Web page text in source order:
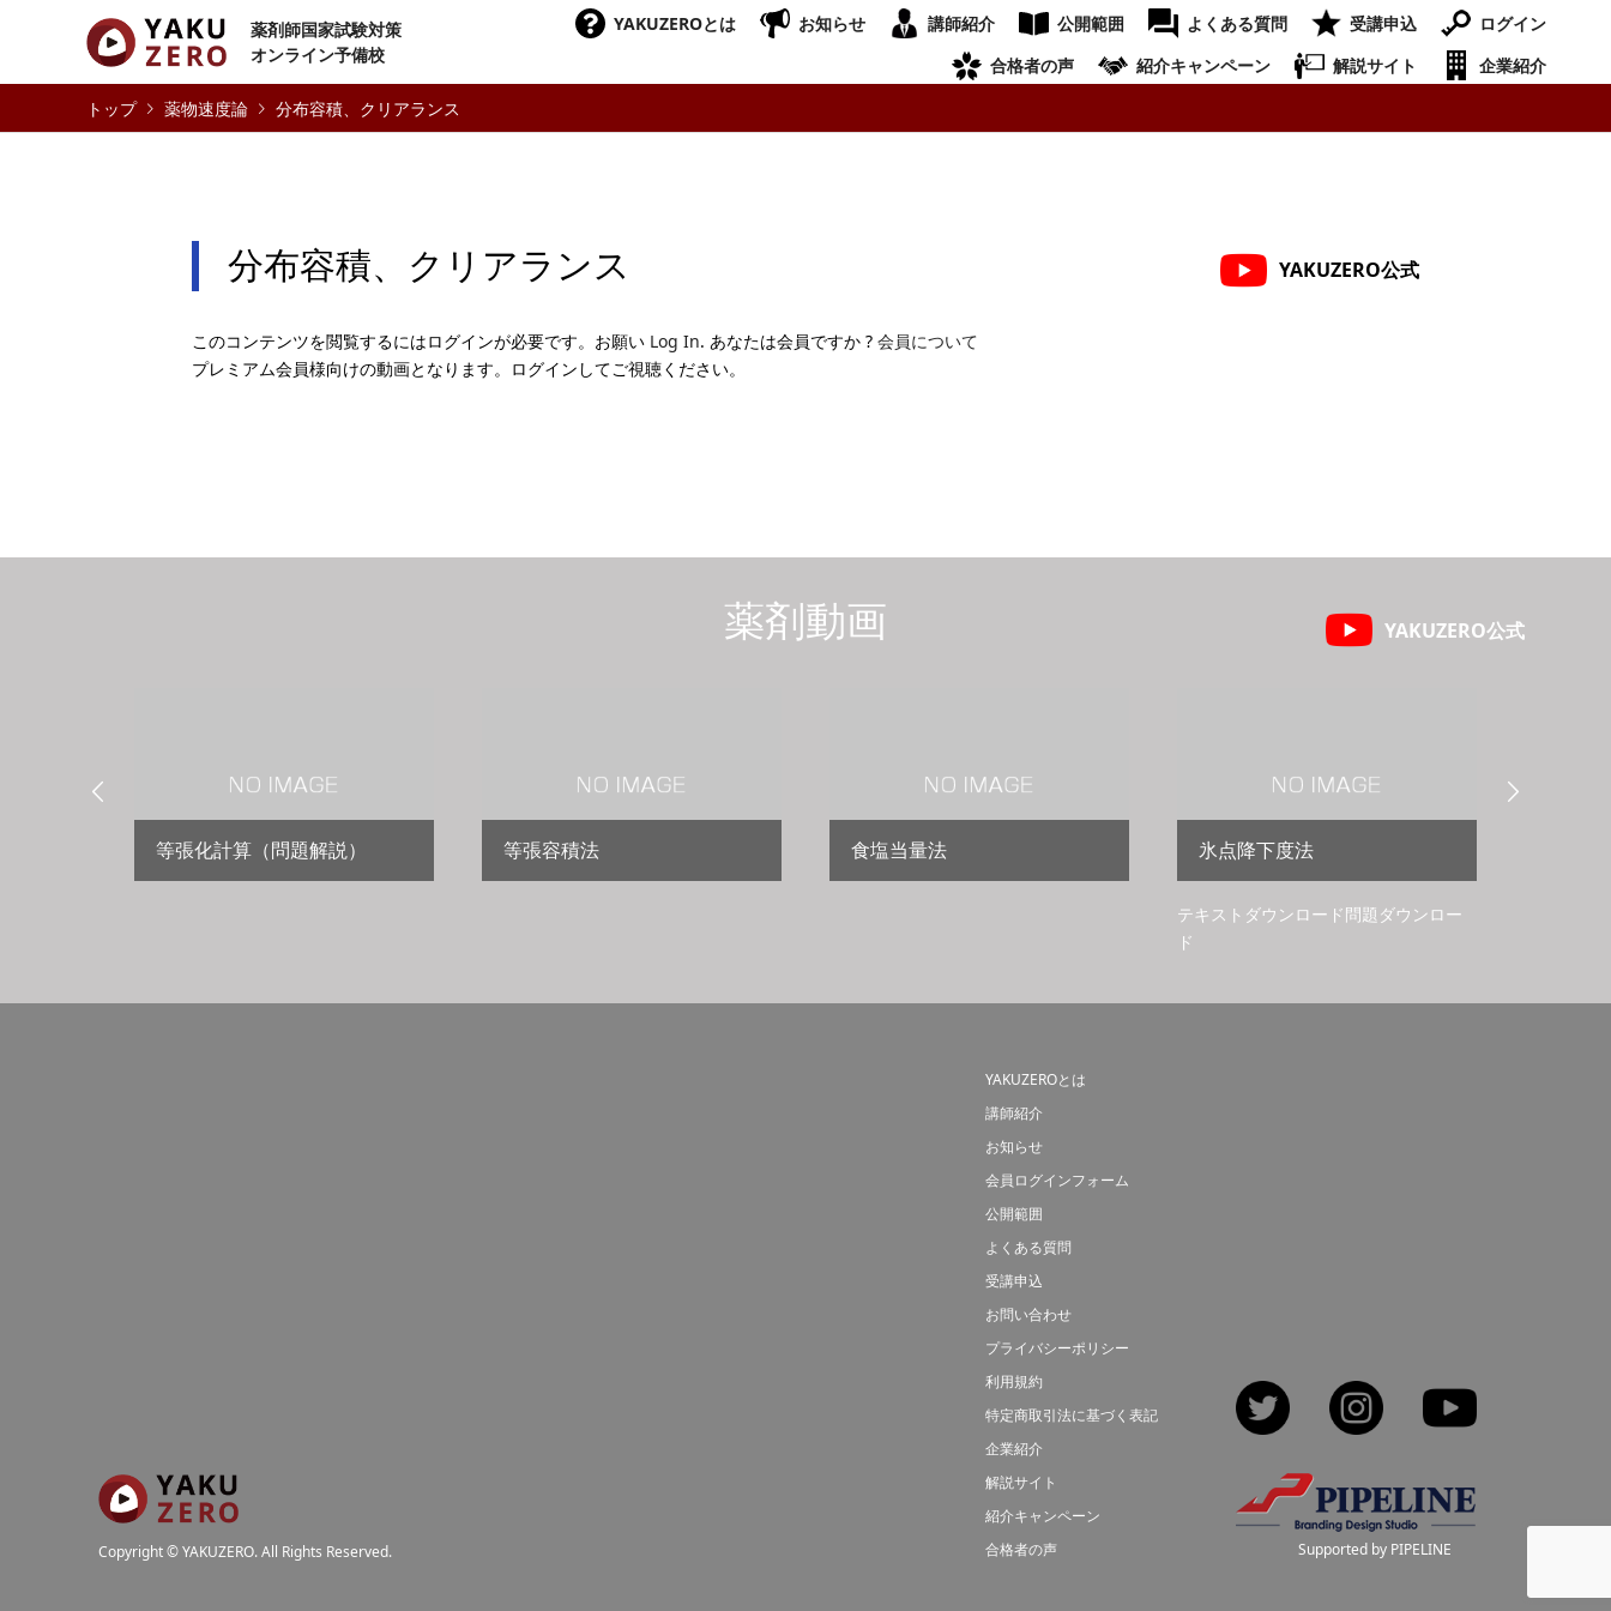
薬剤師国家試験対策
オンライン予備校
YAKUZEROとは お知らせ 講師紹介 公開範囲 よくある質問 受講申込
ログイン
合格者の声
紹介キャンペーン 解説サイト
企業紹介
薬物速度論
分布容積、クリアランス
分布容積、クリアランス YAKUZERO公式
このコンテンツを閲覧するにはログインが必要です。お願い Log In. あなたは会員ですか ? 会員について
プレミアム会員様向けの動画となります。ログインしてご視聴ください。
YAKUZERO公式
薬剤動画

等張化計算（問題解説）
等張容積法 食塩当量法 氷点降下度法
テキストダウンロード問題ダウンロー
ド

YAKUZEROとは
講師紹介
お知らせ
会員ログインフォーム
公開範囲
よくある質問
受講申込
お問い合わせ
プライバシーポリシー
利用規約
特定商取引法に基づく表記
企業紹介
解説サイト
紹介キャンペーン
合格者の声
Twitter Instagram
Supported by PIPELINE
Copyright©YAKUZERO. All Rights Reserved.